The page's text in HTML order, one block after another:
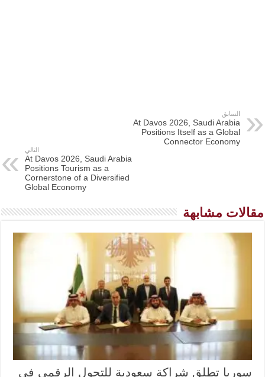
السابق
At Davos 2026, Saudi Arabia
Positions Itself as a Global
Connector Economy
التالي
At Davos 2026, Saudi Arabia
Positions Tourism as a
Cornerstone of a Diversified
Global Economy
مقالات مشابهة
سوريا تطلق شراكة سعودية للتحول الرقمي في